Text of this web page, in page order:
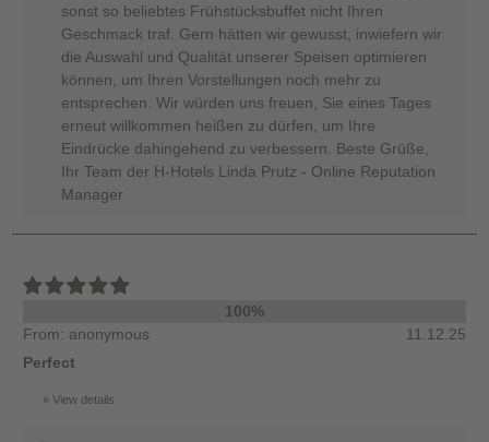
sonst so beliebtes Frühstücksbuffet nicht Ihren
Geschmack traf. Gern hätten wir gewusst, inwiefern wir
die Auswahl und Qualität unserer Speisen optimieren
können, um Ihren Vorstellungen noch mehr zu
entsprechen. Wir würden uns freuen, Sie eines Tages
erneut willkommen heißen zu dürfen, um Ihre
Eindrücke dahingehend zu verbessern. Beste Grüße,
Ihr Team der H-Hotels Linda Prutz - Online Reputation
Manager
100%
From: anonymous
11.12.25
Perfect
View details